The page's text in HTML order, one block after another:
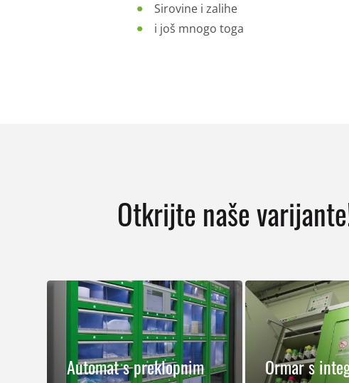
Sirovine i zalihe
i još mnogo toga
Otkrijte naše
Automat s preklopnim
Ormar s